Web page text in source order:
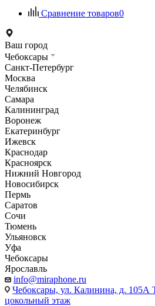
Сравнение товаров0
Ваш город
Чебоксары
Санкт-Петербург
Москва
Челябинск
Самара
Калининград
Воронеж
Екатеринбург
Ижевск
Краснодар
Красноярск
Нижний Новгород
Новосибирск
Пермь
Саратов
Сочи
Тюмень
Ульяновск
Уфа
Чебоксары
Ярославль
info@miraphone.ru
Чебоксары, ул. Калинина, д.
цокольный этаж